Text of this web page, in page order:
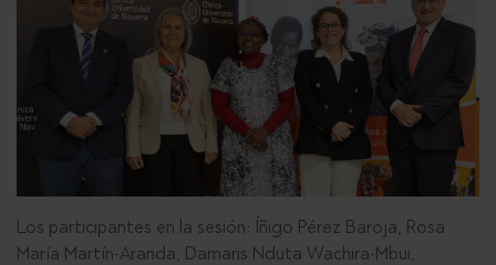
Los participantes en la sesión: Íñigo Pérez Baroja, Rosa
María Martín-Aranda, Damaris Nduta Wachira-Mbui,